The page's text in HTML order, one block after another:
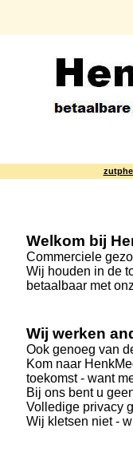
Welkom bij
Commerciele
Wij houden in de
betaalbaar met
Wij werken
Ook genoeg van
Kom naar
toekomst - want
Bij ons bent u
Volledige privacy
Wij kletsen niet -